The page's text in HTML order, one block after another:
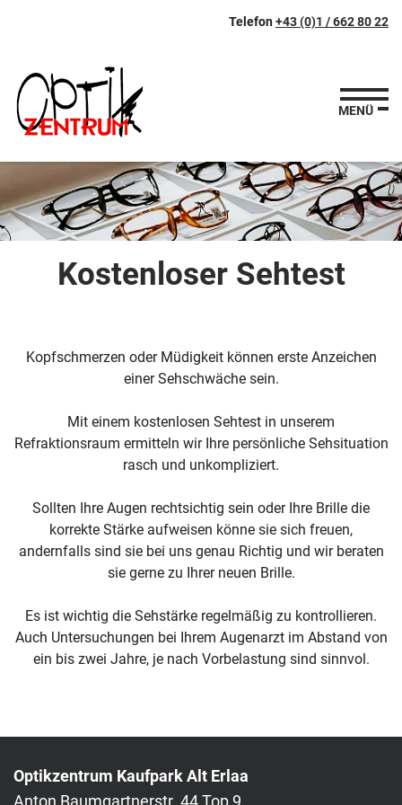
Telefon+43 (0)1 / 662 80 22
MENÜ
Kostenloser Sehtest
Kopfschmerzen oder Müdigkeit können erste Anzeichen
einer Sehschwäche sein.
Mit einem kostenlosen Sehtest in unserem
Refraktionsraum ermitteln wir Ihre persönliche Sehsituation
rasch und unkompliziert.
Sollten Ihre Augen rechtsichtig sein oder Ihre Brille die
korrekte Stärke aufweisen könne sie sich freuen,
andernfalls sind sie bei uns genau Richtig und wir beraten
sie gerne zu Ihrer neuen Brille.
Es ist wichtig die Sehstärke regelmäßig zu kontrollieren.
Auch Untersuchungen bei Ihrem Augenarzt im Abstand von
ein bis zwei Jahre, je nach Vorbelastung sind sinnvol.
Optikzentrum Kaufpark Alt Erlaa
Anton Baumgartnerstr. 44 Top 9